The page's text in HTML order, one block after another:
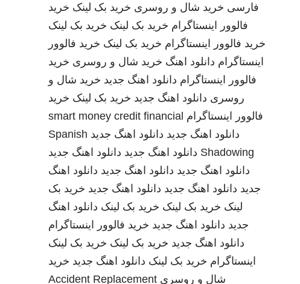
فارسی خرید شال و روسری خرید بک لینک خرید
فالوور اینستاگرام خرید بک لینک خرید بک لینک
خرید فالوور اینستاگرام خرید بک لینک خرید فالوور
اینستاگرام دانلود اهنگ خرید شال و روسری خرید
فالوور اینستاگرام دانلود اهنگ جدید خرید شال و
روسری دانلود اهنگ جدید خرید بک لینک خرید
فالوور اینستاگرام smart money credit financial
دانلود اهنگ جدید دانلود اهنگ جدید Spanish
Shadowing دانلود اهنگ جدید دانلود اهنگ جدید
دانلود اهنگ جدید دانلود اهنگ جدید دانلود اهنگ
جدید دانلود اهنگ جدید دانلود اهنگ جدید خرید بک
لینک خرید بک لینک خرید بک لینک دانلود اهنگ
جدید دانلود اهنگ جدید خرید فالوور اینستاگرام
دانلود اهنگ جدید خرید بک لینک خرید بک لینک
اینستاگرام خرید بک لینک دانلود اهنگ جدید خرید
شال و روسری Accident Replacement